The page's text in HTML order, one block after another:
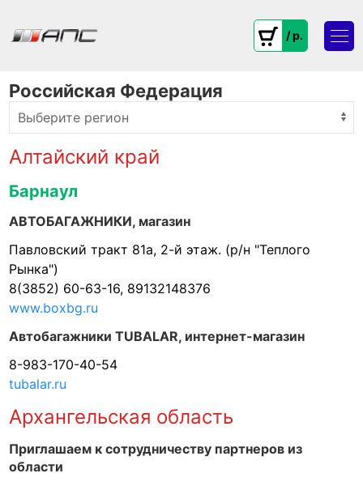
/ p.
Российская Федерация
Алтайский край
Барнаул
АВТОБАГАЖНИКИ, магазин
Павловский тракт 81а, 2-й этаж. (р/н "Теплого
Рынка")
8(3852) 60-63-16, 89132148376
www.boxbg.ru
Автобагажники TUBALAR, интернет-магазин
8-983-170-40-54
tubalar.ru
Архангельская область
Приглашаем к сотрудничеству партнеров из
области